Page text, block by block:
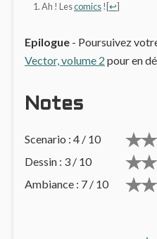
Ah ! Lescomics! [↩]
Epilogue- Poursuivez
Vector, volume 2 pour en
Notes
Scenario : 4 / 10
Dessin : 3 / 10
Ambiance : 7 / 10